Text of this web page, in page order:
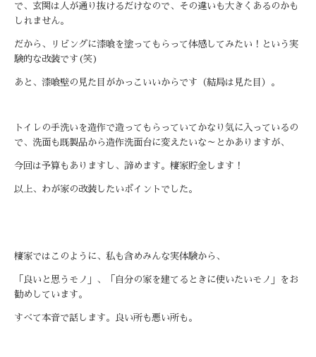
で、玄関は人が通り抜けるだけなので、その違いも大きくあるのかも
しれません。
だから、リビングに漆喰を塗ってもらって体感してみたい！という実
験的な改装です (笑)
あと、漆喰壁の見た目がかっこいいからです（結局は見た目）。
トイレの手洗いを造作で造ってもらっていてかなり気に入っているの
で、洗面も既製品から造作洗面台に変えたいな～とかありますが、
今回は予算もありますし、諦めます。 棲家貯金します！
以上、わが家の改装したいポイントでした。
棲家ではこのように、私も含めみんな実体験から、
「良いと思うモノ」、「自分の家を建てるときに使いたいモノ」をお
勧めしています。
すべて本音で話します。良い所も悪い所も。